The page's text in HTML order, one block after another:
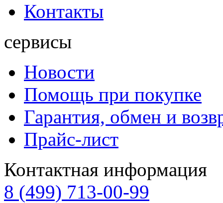
Контакты
сервисы
Новости
Помощь при покупке
Гарантия, обмен и
Прайс-лист
Контактная информация
8 (499) 713-00-99